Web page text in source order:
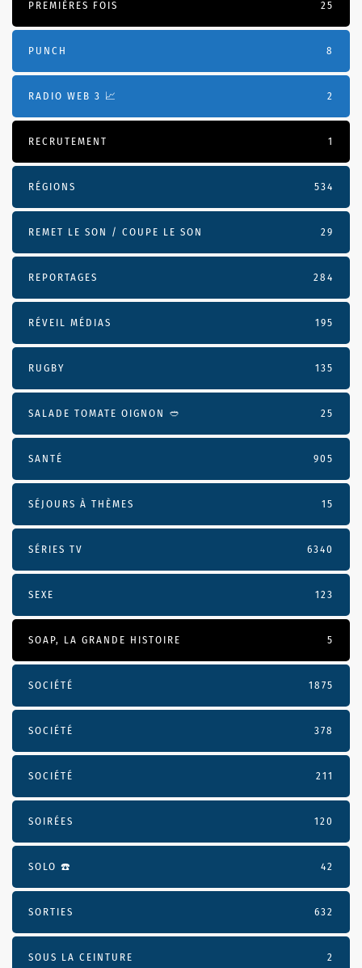
PREMIÈRES FOIS 25
PUNCH 8
RADIO WEB 3 📈 2
RECRUTEMENT 1
RÉGIONS 534
REMET LE SON / COUPE LE SON 29
REPORTAGES 284
RÉVEIL MÉDIAS 195
RUGBY 135
SALADE TOMATE OIGNON 🥙 25
SANTÉ 905
SÉJOURS À THÈMES 15
SÉRIES TV 6340
SEXE 123
SOAP, LA GRANDE HISTOIRE 5
SOCIÉTÉ 1875
SOCIÉTÉ 378
SOCIÉTÉ 211
SOIRÉES 120
SOLO ☎️ 42
SORTIES 632
SOUS LA CEINTURE 2